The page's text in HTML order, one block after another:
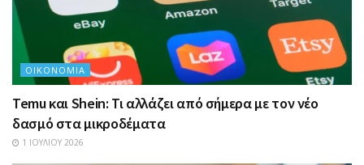
ΟΙΚΟΝΟΜΊΑ
Temu και Shein: Τι αλλάζει από σήμερα με τον νέο
δασμό στα μικροδέματα
1 ΙΟΥΛΊΟΥ 2026